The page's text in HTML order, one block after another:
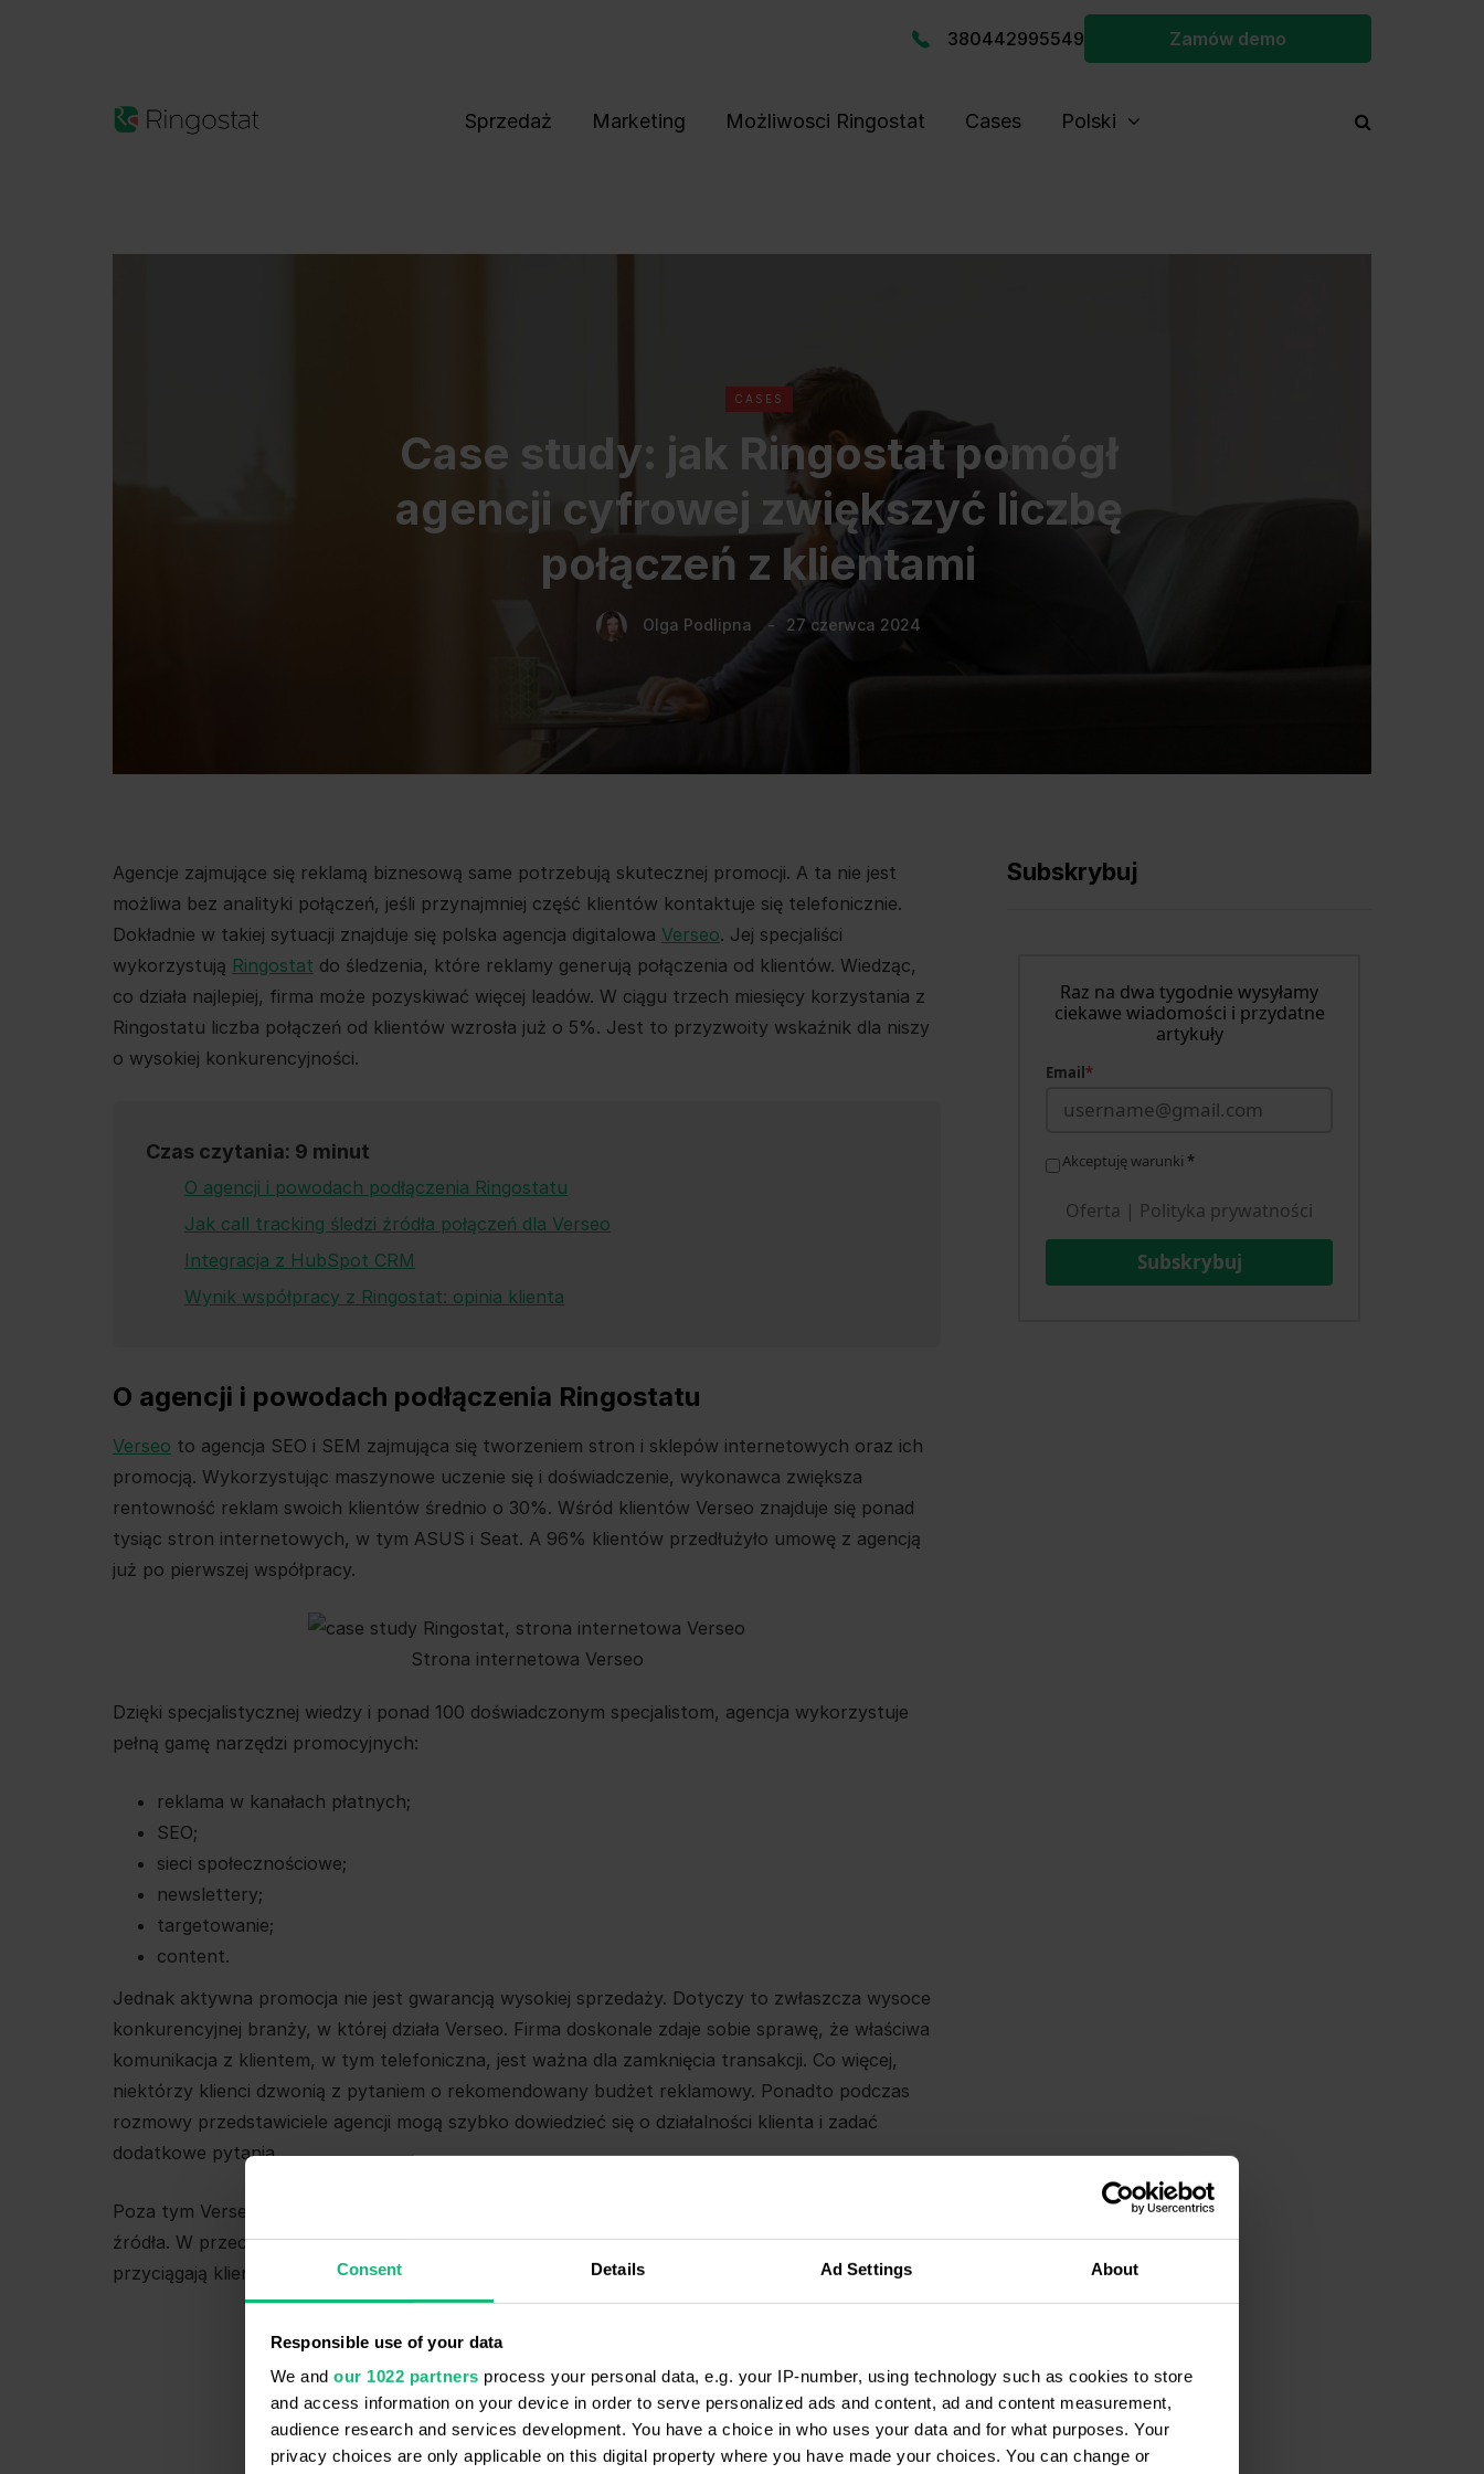
Consent Details Ad Settings About
Responsible use of your data
We and our 1022 partners process your personal data, e.g. your IP-number, using technology such as cookies to store
and access information on your device in order to serve personalized ads and content, ad and content measurement,
audience research and services development. You have a choice in who uses your data and for what purposes. Your
privacy choices are only applicable on this digital property where you have made your choices. You can change or
380442995549 Zamów demo
Sprzedaż Marketing Możliwosci Ringostat Cases Polski
CASES
Case study: jak Ringostat pomógł
agencji cyfrowej zwiększyć liczbę
połączeń z klientami
Olga Podlipna 27 czerwca 2024
Agencje zajmujące się reklamą biznesową same potrzebują skutecznej promocji. A ta nie jest
możliwa bez analityki połączeń, jeśli przynajmniej część klientów kontaktuje się telefonicznie.
Dokładnie w takiej sytuacji znajduje się polska agencja digitalowa Verseo. Jej specjaliści
wykorzystują Ringostat do śledzenia, które reklamy generują połączenia od klientów. Wiedząc,
co działa najlepiej, firma może pozyskiwać więcej leadów. W ciągu trzech miesięcy korzystania z
Ringostatu liczba połączeń od klientów wzrosła już o 5%. Jest to przyzwoity wskaźnik dla niszy
o wysokiej konkurencyjności.
Czas czytania: 9 minut
O agencji i powodach podłączenia Ringostatu
Jak call tracking śledzi źródła połączeń dla Verseo
Integracja z HubSpot CRM
Wynik współpracy z Ringostat: opinia klienta
O agencji i powodach podłączenia Ringostatu
Verseo to agencja SEO i SEM zajmująca się tworzeniem stron i sklepów internetowych oraz ich
promocją. Wykorzystując maszynowe uczenie się i doświadczenie, wykonawca zwiększa
rentowność reklam swoich klientów średnio o 30%. Wśród klientów Verseo znajduje się ponad
tysiąc stron internetowych, w tym ASUS i Seat. A 96% klientów przedłużyło umowę z agencją
już po pierwszej współpracy.
Strona internetowa Verseo
Dzięki specjalistycznej wiedzy i ponad 100 doświadczonym specjalistom, agencja wykorzystuje
pełną gamę narzędzi promocyjnych:
reklama w kanałach płatnych;
SEO;
sieci społecznościowe;
newslettery;
targetowanie;
content.
Jednak aktywna promocja nie jest gwarancją wysokiej sprzedaży. Dotyczy to zwłaszcza wysoce
konkurencyjnej branży, w której działa Verseo. Firma doskonale zdaje sobie sprawę, że właściwa
komunikacja z klientem, w tym telefoniczna, jest ważna dla zamknięcia transakcji. Co więcej,
niektórzy klienci dzwonią z pytaniem o rekomendowany budżet reklamowy. Ponadto podczas
rozmowy przedstawiciele agencji mogą szybko dowiedzieć się o działalności klienta i zadać
dodatkowe pytania.
Poza tym Verseo wie, że jeśli pojawiają się połączenia z reklam, konieczne jest śledzenie ich
źródła. W przeciwnym razie agencja nie wiedziałaby, które kampanie są naprawdę skuteczne i
przyciągają klientów. Verseo doszło więc do wniosku, że warto podłączyć
call tracking .
Subskrybuj
Raz na dwa tygodnie wysyłamy
ciekawe wiadomości i przydatne
artykuły
Email*
Akceptuję warunki *
Oferta | Polityka prywatności
Subskrybuj